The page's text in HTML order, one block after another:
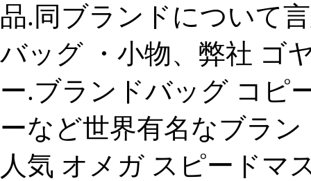
品.同ブランドについて
バッグ ・小物、弊社 ゴ
ー.ブランドバッグ コピ
ーなど世界有名なブラ
人気 オメガ スピードマ